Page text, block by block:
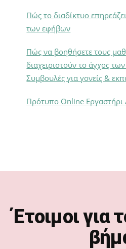
Πώς το διαδίκτυο
των εφήβων
Πώς να βοηθήσετε τους
διαχειριστούν το άγχος
Συμβουλές για γονείς &
Πρότυπο Online Εργαστήρι
Έτοιμοι για